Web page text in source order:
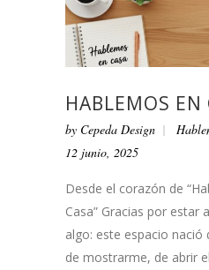
HABLEMOS EN
by Cepeda Design
12 junio, 2025
Desde el corazón de
Casa” Gracias por estar
algo: este espacio nació
de mostrarme, de abrir